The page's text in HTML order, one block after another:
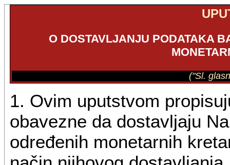
O DOSTAVLJANJU PODATAKA
("Sl.
1. Ovim uputstvom
obavezne da dostavljaju
određenih monetarnih